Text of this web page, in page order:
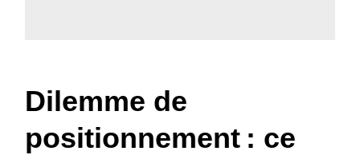
Dilemme de
positionnement : ce